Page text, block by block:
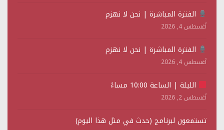
الفترة المباشرة | نحن لا نهزم
أغسطس 4, 2026
الفترة المباشرة | نحن لا نهزم
أغسطس 4, 2026
الليلة | الساعة 10:00 مساءً
أغسطس 2, 2026
تستمعون لبرنامج (حدث في مثل هذا اليوم)